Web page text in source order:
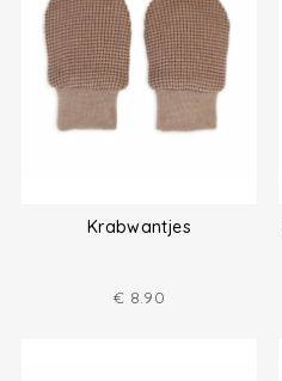
Krabwantjes
€ 8.90